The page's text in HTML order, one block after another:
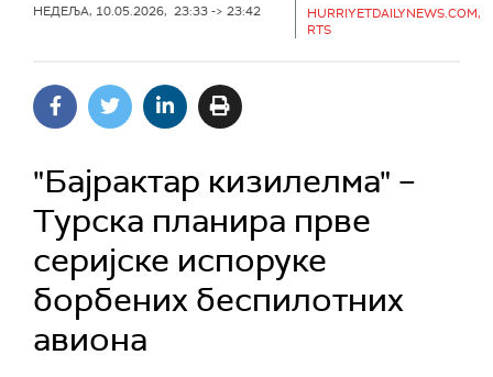
НЕДЕЉА, 10.05.2026, 23:33 -> 23:42
HURRIYETDAILYNEWS.COM,
RTS
"Бајрактар кизилелма" –
Турска планира прве
серијске испоруке
борбених беспилотних
авиона